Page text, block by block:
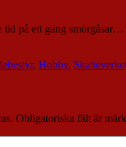
tid på ett gäng smörgåsar…
, Hobby,
Obligatoriska fält är